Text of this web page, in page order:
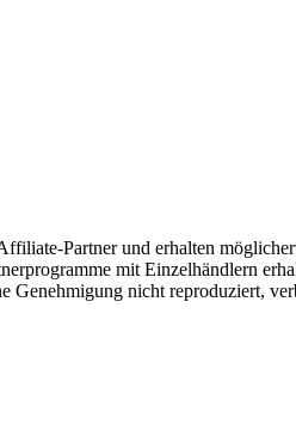
Partner und erhalten
mit Einzelhändlern
Genehmigung nicht reproduziert,